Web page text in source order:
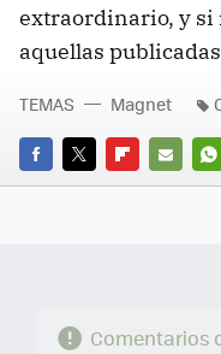
extraordinario, y si
aquellas
FACEBOOK
TWITTERFLIPBOARD
E-
TEMAS Magnet
Comentarios